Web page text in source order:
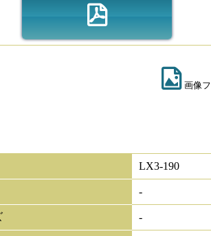
画像
LX3-190
-
-